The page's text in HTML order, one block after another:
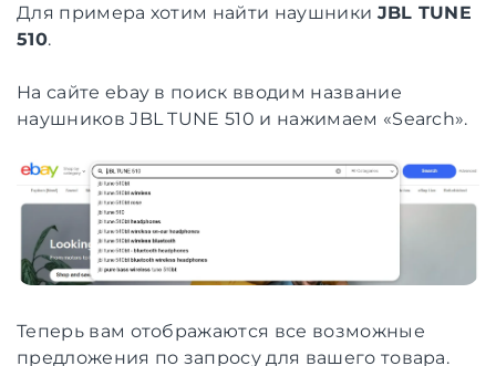
Для примера хотим найти наушники JBL TUNE
510.
На сайте ebay в поиск вводим название
наушников JBL TUNE 510 и нажимаем «Search».
Теперь вам отображаются все возможные
предложения по запросу для вашего товара.